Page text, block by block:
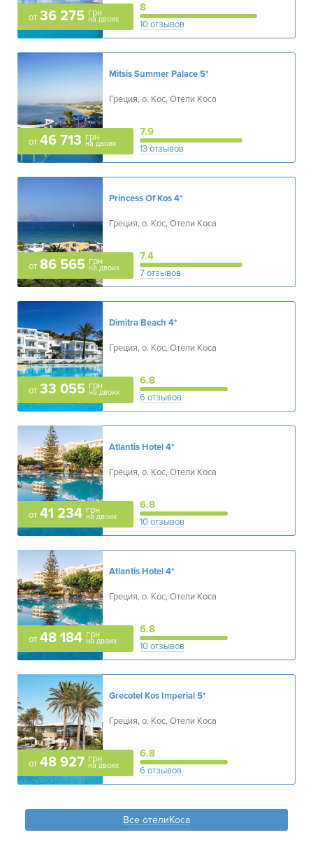
от 36 275 грн
на двоих
8
10 отзывов
от 46 713 грн
на двоих
Mitsis Summer Palace5*
Греция, о. Кос, Отели Коса
7.9
13 отзывов
от 86 565 грн
на двоих
Princess Of Kos4*
Греция, о. Кос, Отели Коса
7.4
7 отзывов
от 33 055 грн
на двоих
Dimitra Beach 4*
Греция, о. Кос, Отели Коса
6.8
6 отзывов
от 41 234 грн
на двоих
Atlantis Hotel4*
Греция, о. Кос, Отели Коса
6.8
10 отзывов
от 48 184 грн
на двоих
Atlantis Hotel4*
Греция, о. Кос, Отели Коса
6.8
10 отзывов
от 48 927 грн
на двоих
Grecotel Kos Imperial5*
Греция, о. Кос, Отели Коса
6.8
6 отзывов
Все отелиКоса